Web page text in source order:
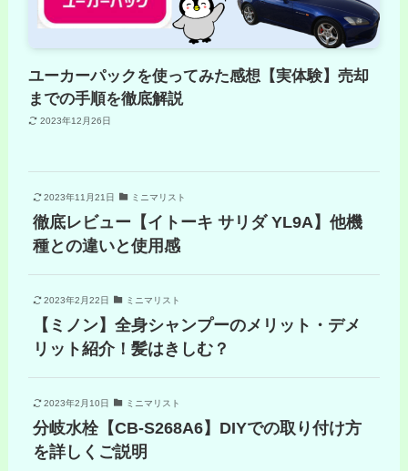
ユーカーパックを使ってみた感想【実体験】売却
までの手順を徹底解説
2023年12月26日
2023年11月21日 ミニマリスト
徹底レビュー【イトーキ サリダ YL9A】他機
種との違いと使用感
2023年2月22日 ミニマリスト
【ミノン】全身シャンプーのメリット・デメ
リット紹介！髪はきしむ？
2023年2月10日 ミニマリスト
分岐水栓【CB-S268A6】DIYでの取り付け方
を詳しくご説明